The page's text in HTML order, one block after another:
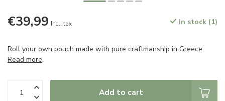
€39,99 Incl. tax In stock (1)
Roll your own pouch made with pure craftmanship in Greece.
Read more.
Add to cart